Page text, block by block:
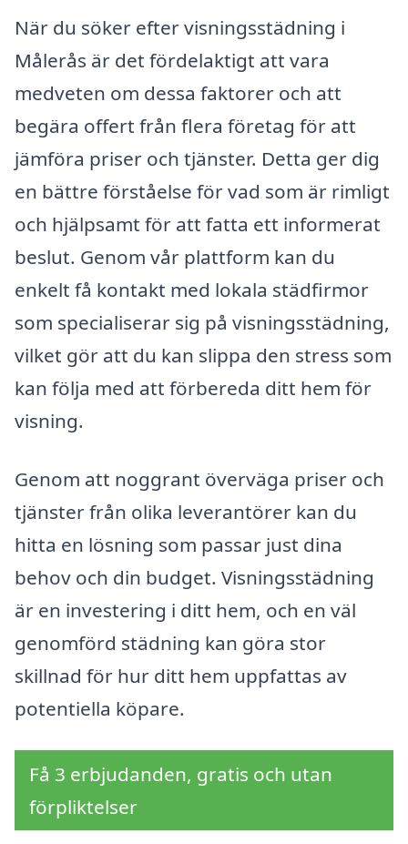
När du söker efter visningsstädning i
Målerås är det fördelaktigt att vara
medveten om dessa faktorer och att
begära offert från flera företag för att
jämföra priser och tjänster. Detta ger dig
en bättre förståelse för vad som är rimligt
och hjälpsamt för att fatta ett informerat
beslut. Genom vår plattform kan du
enkelt få kontakt med lokala städfirmor
som specialiserar sig på visningsstädning,
vilket gör att du kan slippa den stress som
kan följa med att förbereda ditt hem för
visning.
Genom att noggrant överväga priser och
tjänster från olika leverantörer kan du
hitta en lösning som passar just dina
behov och din budget. Visningsstädning
är en investering i ditt hem, och en väl
genomförd städning kan göra stor
skillnad för hur ditt hem uppfattas av
potentiella köpare.
Få 3 erbjudanden, gratis och utan
förpliktelser